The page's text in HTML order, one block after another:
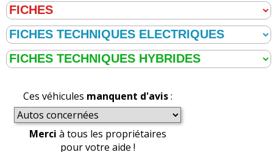
Y paraît que l'Europe et nos ministères
bosseraient sur le sujet...., si cela fait comme la
directive offrant la possibilité d'une action
collective en justice...., 10 ans de gestation plus
quasiment 4 ans pour transcrire en droit français
l'état français...., on est pas près d'en voir le
début du commencement d'une ligne.
Cordialement
Ces véhicules manquent d'avis:
Merci à tous les propriétaires
pour votre aide !